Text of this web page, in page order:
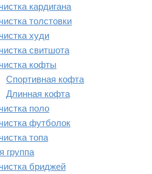
кардигана
толстовки
худи
свитшота
кофты
Спортивная кофта
Длинная кофта
поло
футболок
топа
группа
бриджей